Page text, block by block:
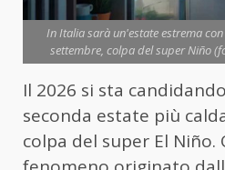
In Italia sarà un'estate estrema
settembre, colpa del super Niño
Il 2026 si sta
seconda estate più
colpa del super El Niño.